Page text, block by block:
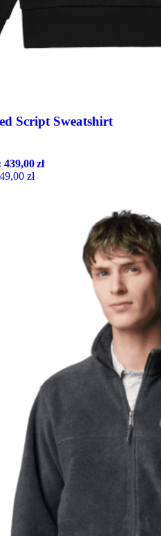
Script Sweatshirt
439,00zł
zł